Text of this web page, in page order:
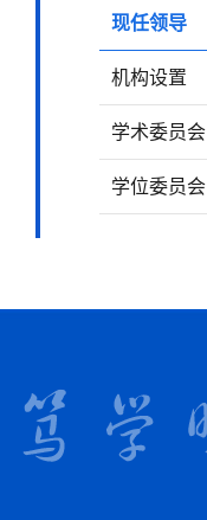
现任领导
机构设置
学术委员会
学位委员会